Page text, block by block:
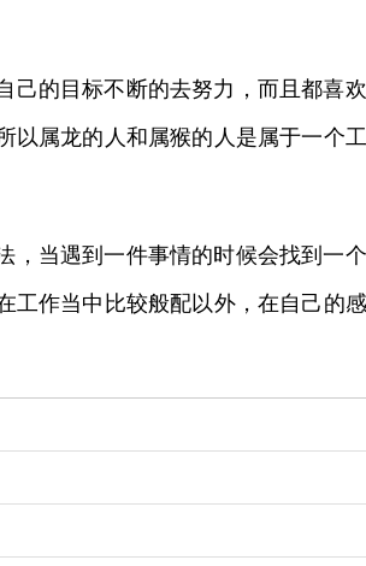
的目标不断的去努力，而且都喜
属龙的人和属猴的人是属于一个
，当遇到一件事情的时候会找到一
工作当中比较般配以外，在自己的